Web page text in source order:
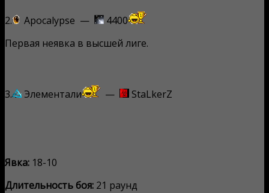
2. Apocalypse —
4400
Первая неявка в высшей лиге.
3. Элементали — StaLkerZ
Явка: 18-10
Длительность боя: 21 раунд